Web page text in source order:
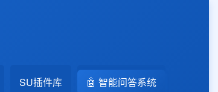
SU插件库 🤖 智能问答系统